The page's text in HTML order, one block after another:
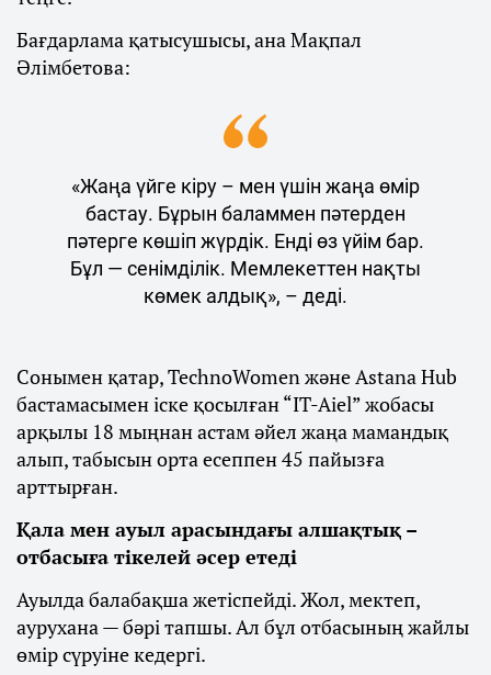
Бағдарлама қатысушысы, ана Мақпал
Әлімбетова:
«Жаңа үйге кіру – мен үшін жаңа өмір
бастау. Бұрын баламмен пәтерден
пәтерге көшіп жүрдік. Енді өз үйім бар.
Бұл — сенімділік. Мемлекеттен нақты
көмек алдық», – деді.
Сонымен қатар, TechnoWomen және Astana Hub
бастамасымен іске қосылған “IT-Aiel” жобасы
арқылы 18 мыңнан астам әйел жаңа мамандық
алып, табысын орта есеппен 45 пайызға
арттырған.
Қала мен ауыл арасындағы алшақтық –
отбасыға тікелей әсер етеді
Ауылда балабақша жетіспейді. Жол, мектеп,
аурухана — бәрі тапшы. Ал бұл отбасының жайлы
өмір сүруіне кедергі.